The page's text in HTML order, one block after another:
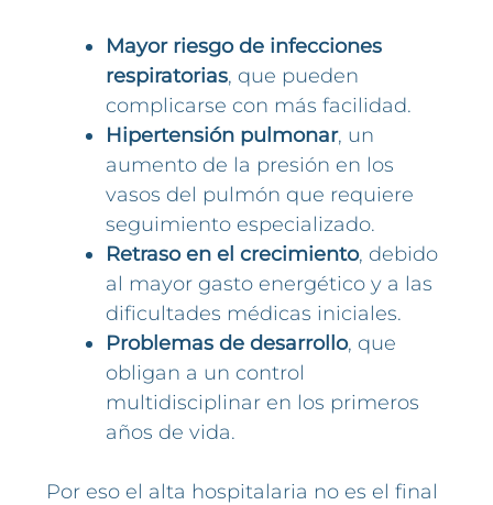
Mayor riesgo de infecciones
respiratorias, que pueden
complicarse con más facilidad.
Hipertensión pulmonar, un
aumento de la presión en los
vasos del pulmón que requiere
seguimiento especializado.
Retraso en el crecimiento, debido
al mayor gasto energético y a las
dificultades médicas iniciales.
Problemas de desarrollo, que
obligan a un control
multidisciplinar en los primeros
años de vida.
Por eso el alta hospitalaria no es el final